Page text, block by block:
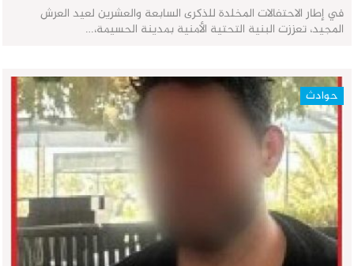
في إطار الاحتفالات المخلدة للذكرى السابعة والعشرين لعيد العرش
المجيد، تعززت البنية التحتية الأمنية بمدينة الحسيمة،…
حوادث